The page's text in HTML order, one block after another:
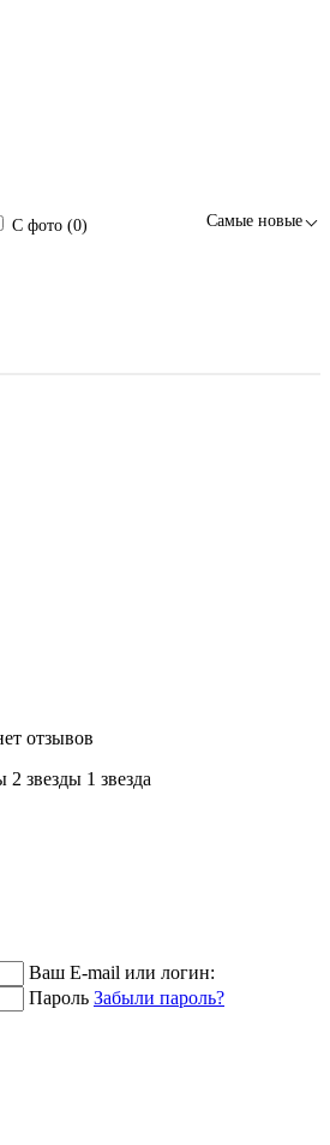
С фото (0) Самые новые
отзывов
2 звeзды 1 звeзда
Ваш E-mail или логин:
Пароль Забыли пароль?